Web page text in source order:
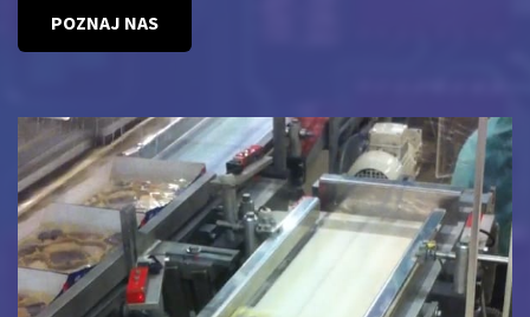
POZNAJ NAS